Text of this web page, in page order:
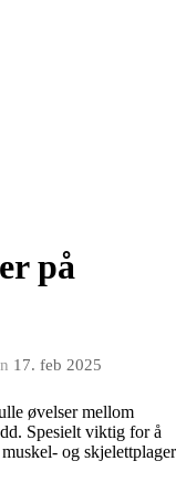
på
17. feb 2025
øvelser mellom
Spesielt viktig for å
og